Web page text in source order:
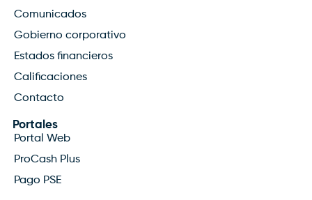
Comunicados
Gobierno corporativo
Estados financieros
Calificaciones
Contacto
Portales
Portal Web
ProCash Plus
Pago PSE